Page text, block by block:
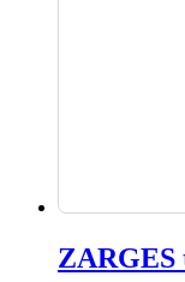
ZARGES